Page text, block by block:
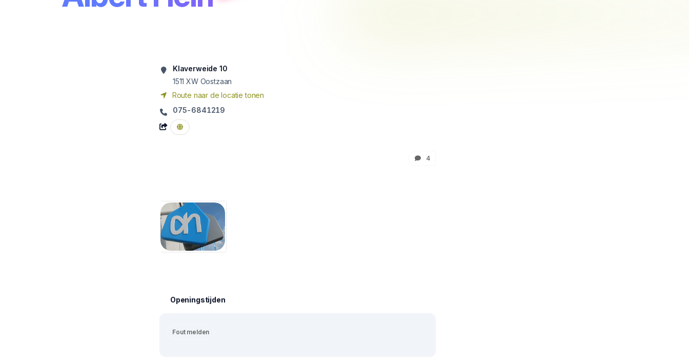
Klaverweide 10
1511 XW Oostzaan
Route naar de locatie tonen
075-6841219
4
Openingstijden
Fout melden